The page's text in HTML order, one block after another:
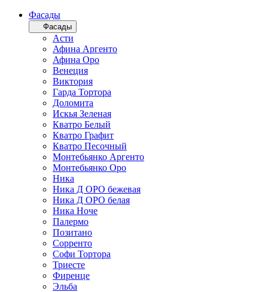
Фасады
Фасады
Асти
Афина Аргенто
Афина Оро
Венеция
Виктория
Гарда Тортора
Доломита
Искья Зеленая
Кватро Белый
Кватро Графит
Кватро Песочный
Монтебьянко Аргенто
Монтебьянко Оро
Ника
Ника Д ОРО бежевая
Ника Д ОРО белая
Ника Ноче
Палермо
Позитано
Сорренто
Софи Тортора
Триесте
Фиренце
Эльба